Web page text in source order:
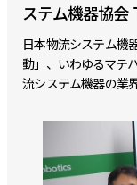
ステム機器協会
日本物流システム機
動」、いわゆるマテ
流システム機器の業